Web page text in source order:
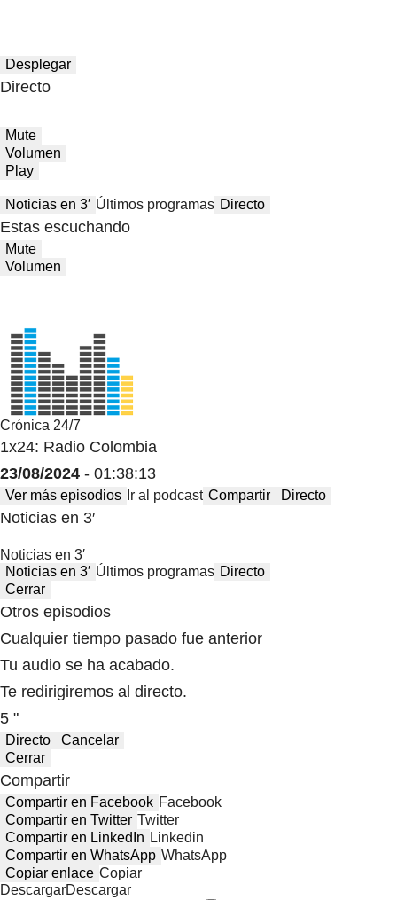
Desplegar
Directo
Mute
Volumen
Play
Noticias en 3′ Últimos programas Directo
Estas escuchando
Mute
Volumen
Crónica 24/7
1x24: Radio Colombia
23/08/2024 - 01:38:13
Ver más episodios Ir al podcast Compartir Directo
Noticias en 3′
Noticias en 3′
Noticias en 3′ Últimos programas Directo
Cerrar
Otros episodios
Cualquier tiempo pasado fue anterior
Tu audio se ha acabado.
Te redirigiremos al directo.
5 "
Directo
Cancelar
Cerrar
Compartir
Compartir en Facebook Facebook
Compartir en Twitter Twitter
Compartir en LinkedIn Linkedin
Compartir en WhatsApp WhatsApp
Copiar enlace Copiar
DescargarDescargar